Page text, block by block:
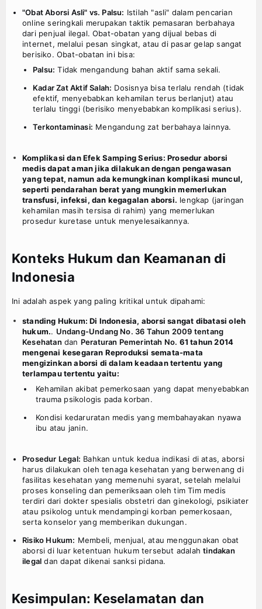
"Obat Aborsi Asli" vs. Palsu: Istilah "asli" dalam pencarian
online seringkali merupakan taktik pemasaran berbahaya
dari penjual ilegal. Obat-obatan yang dijual bebas di
internet, melalui pesan singkat, atau di pasar gelap sangat
berisiko. Obat-obatan ini bisa:
Palsu: Tidak mengandung bahan aktif sama sekali.
Kadar Zat Aktif Salah: Dosisnya bisa terlalu rendah (tidak
efektif, menyebabkan kehamilan terus berlanjut) atau
terlalu tinggi (berisiko menyebabkan komplikasi serius).
Terkontaminasi: Mengandung zat berbahaya lainnya.
Komplikasi dan Efek Samping Serius: Prosedur aborsi
medis dapat aman jika dilakukan dengan pengawasan
yang tepat, namun ada kemungkinan komplikasi muncul,
seperti pendarahan berat yang mungkin memerlukan
transfusi, infeksi, dan kegagalan aborsi. lengkap (jaringan
kehamilan masih tersisa di rahim) yang memerlukan
prosedur kuretase untuk menyelesaikannya.
Konteks Hukum dan Keamanan di
Indonesia
Ini adalah aspek yang paling kritikal untuk dipahami:
standing Hukum: Di Indonesia, aborsi sangat dibatasi oleh
hukum.. Undang-Undang No. 36 Tahun 2009 tentang
Kesehatan dan Peraturan Pemerintah No. 61 tahun 2014
mengenai kesegaran Reproduksi semata-mata
mengizinkan aborsi di dalam keadaan tertentu yang
terlampau tertentu yaitu:
Kehamilan akibat pemerkosaan yang dapat menyebabkan
trauma psikologis pada korban.
Kondisi kedaruratan medis yang membahayakan nyawa
ibu atau janin.
Prosedur Legal: Bahkan untuk kedua indikasi di atas, aborsi
harus dilakukan oleh tenaga kesehatan yang berwenang di
fasilitas kesehatan yang memenuhi syarat, setelah melalui
proses konseling dan pemeriksaan oleh tim Tim medis
terdiri dari dokter spesialis obstetri dan ginekologi, psikiater
atau psikolog untuk mendampingi korban pemerkosaan,
serta konselor yang memberikan dukungan.
Risiko Hukum: Membeli, menjual, atau menggunakan obat
aborsi di luar ketentuan hukum tersebut adalahtindakan
ilegal dan dapat dikenai sanksi pidana.
Kesimpulan: Keselamatan dan